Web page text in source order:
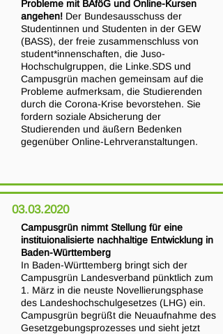
Probleme mit BAföG und Online-Kursen
angehen! Der Bundesausschuss der
Studentinnen und Studenten in der GEW
(BASS), der freie zusammenschluss von
student*innenschaften, die Juso-
Hochschulgruppen, die Linke.SDS und
Campusgrün machen gemeinsam auf die
Probleme aufmerksam, die Studierenden
durch die Corona-Krise bevorstehen. Sie
fordern soziale Absicherung der
Studierenden und äußern Bedenken
gegenüber Online-Lehrveranstaltungen.
03.03.2020
Campusgrün nimmt Stellung für eine
instituionalisierte nachhaltige Entwicklung in
Baden-Württemberg
In Baden-Württemberg bringt sich der
Campusgrün Landesverband pünktlich zum
1. März in die neuste Novellierungsphase
des Landeshochschulgesetzes (LHG) ein.
Campusgrün begrüßt die Neuaufnahme des
Gesetzgebungsprozesses und sieht jetzt